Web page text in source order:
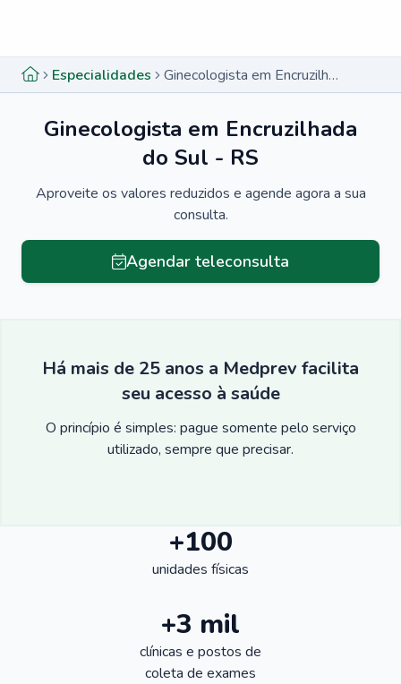
Especialidades Ginecologista em Encruzilhada do Sul - RS
Ginecologista em Encruzilhada
do Sul - RS
Aproveite os valores reduzidos e agende agora a sua
consulta.
Agendar teleconsulta
Há mais de 25 anos a Medprev facilita
seu acesso à saúde
O princípio é simples: pague somente pelo serviço
utilizado, sempre que precisar.
+100
unidades físicas
+3 mil
clínicas e postos de
coleta de exames